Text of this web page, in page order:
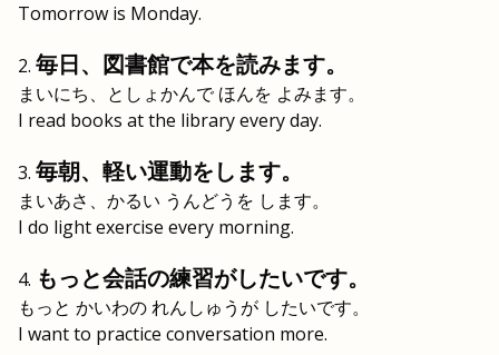
Tomorrow is Monday.
毎日、図書館で本を読みます。
まいにち、としょかんで ほんを よみます。
I read books at the library every day.
毎朝、軽い運動をします。
まいあさ、かるい うんどうを します。
I do light exercise every morning.
もっと会話の練習がしたいです。
もっと かいわの れんしゅうが したいです。
I want to practice conversation more.